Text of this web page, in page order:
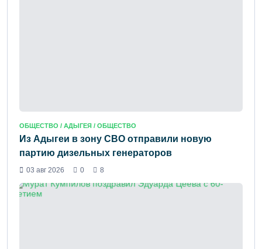
ОБЩЕСТВО / АДЫГЕЯ / ОБЩЕСТВО
Из Адыгеи в зону СВО отправили новую
партию дизельных генераторов
03 авг 2026 0 8